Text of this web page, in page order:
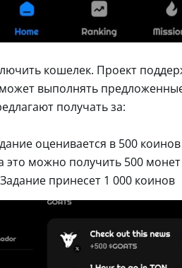
кошелек. Проект
выполнять
получать за:
оценивается в 500 коинов
это можно получить 500 монет
принесет 1 000 коинов